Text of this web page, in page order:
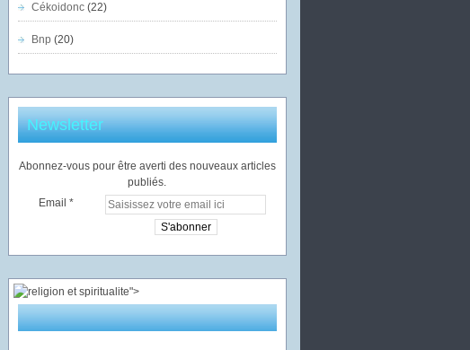
Cékoidonc(22)
Bnp (20)
Newsletter
Abonnez-vous pour être averti des nouveaux articles
publiés.
Email
">